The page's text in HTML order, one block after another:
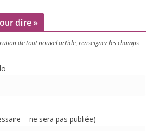
dire »
de tout nou­vel article, ren­sei­gnez les champs
– ne sera pas publiée)